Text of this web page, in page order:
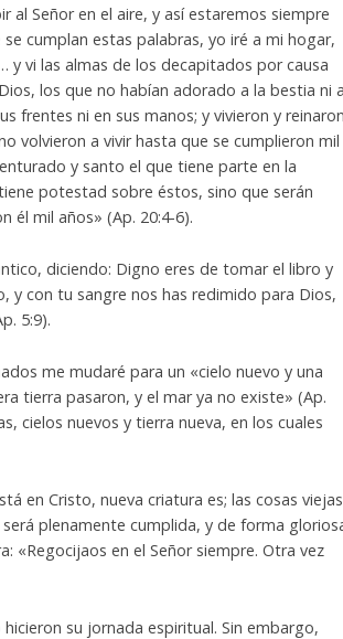
al Señor en el aire, y así estaremos siempre
cumplan estas palabras, yo iré a mi hogar,
vi las almas de los decapitados por causa
los que no habían adorado a la bestia ni a
frentes ni en sus manos; y vivieron y reinaron
volvieron a vivir hasta que se cumplieron mil
y santo el que tiene parte en la
potestad sobre éstos, sino que serán
él mil años» (Ap. 20:4-6).
diciendo: Digno eres de tomar el libro y
y con tu sangre nos has redimido para Dios,
5:9).
me mudaré para un «cielo nuevo y una
tierra pasaron, y el mar ya no existe» (Ap.
cielos nuevos y tierra nueva, en los cuales
en Cristo, nueva criatura es; las cosas viejas
plenamente cumplida, y de forma
«Regocijaos en el Señor siempre. Otra vez
su jornada espiritual. Sin embargo,